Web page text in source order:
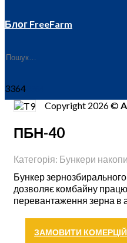
Блог FreeFarm
3364
ПБН-40
Категорія: Бункери
Бункер
дозволяє комбайну
перевантаження зерна в
ЗАМОВИТИ
Copyright 2026 ©